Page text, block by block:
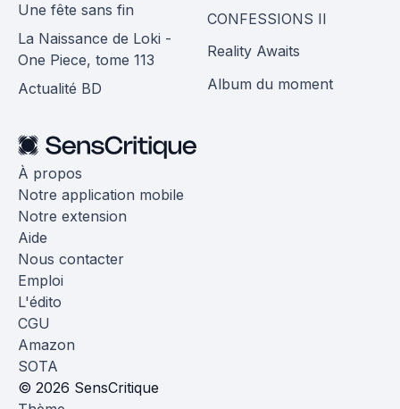
Une fête sans fin
La Naissance de Loki -
One Piece, tome 113
Actualité BD
CONFESSIONS II
Reality Awaits
Album du moment
À propos
Notre application mobile
Notre extension
Aide
Nous contacter
Emploi
L'édito
CGU
Amazon
SOTA
© 2026 SensCritique